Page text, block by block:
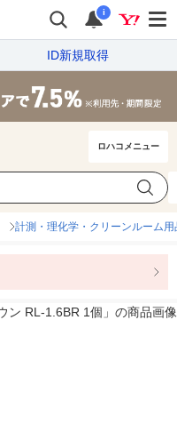
i
ID新規取得
ロハコメニュー
計測・理化学・クリーンルーム用